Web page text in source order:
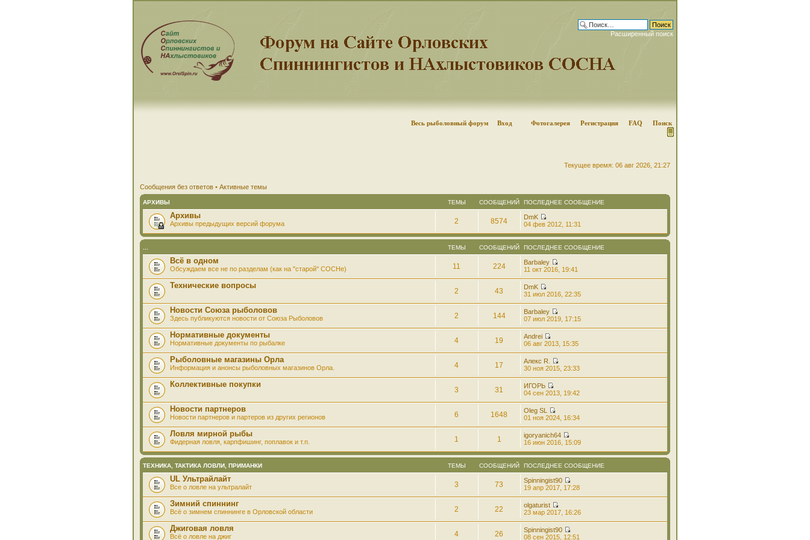
Расширенный поиск
Весь рыболовный форум Вход Фотогалерея Регистрация FAQ Поиск
Текущее время: 06 авг 2026, 21:27
Сообщения без ответов • Активные темы
АРХИВЫ ТЕМЫ СООБЩЕНИЙ ПОСЛЕДНЕЕ СООБЩЕНИЕ
Архивы
Архивы предыдущих версий форума 2 8574
DmK
04 фев 2012, 11:31
ТЕМЫ СООБЩЕНИЙ ПОСЛЕДНЕЕ СООБЩЕНИЕ
Всё в одном
Обсуждаем все не по разделам (как на "старой" СОСНе) 11 224
Barbaley
11 окт 2016, 19:41
Технические вопросы
2 43
DmK
31 июл 2016, 22:35
Новости Союза рыболовов
Здесь публикуются новости от Союза Рыболовов 2 144
Barbaley
07 июл 2019, 17:15
Нормативные документы
Нормативные документы по рыбалке 4 19
Andrei
06 авг 2013, 15:35
Рыболовные магазины Орла
Информация и анонсы рыболовных магазинов Орла. 4 17
Алекс R.
30 ноя 2015, 23:33
Коллективные покупки
3 31
ИГОРЬ
04 сен 2013, 19:42
Новости партнеров
Новости партнеров и партеров из других регионов 6 1648
Oleg SL
01 ноя 2024, 16:34
Ловля мирной рыбы
Фидерная ловля, карпфишинг, поплавок и т.п. 1 1
igoryanich64
16 июн 2016, 15:09
ТЕХНИКА, ТАКТИКА ЛОВЛИ, ПРИМАНКИ ТЕМЫ СООБЩЕНИЙ ПОСЛЕДНЕЕ СООБЩЕНИЕ
UL Ультрайлайт
Все о ловле на ультралайт 3 73
Spinningist90
19 апр 2017, 17:28
Зимний спиннинг
Всё о зимнем спиннинге в Орловской области 2 22
olgaturist
23 мар 2017, 16:26
Джиговая ловля
Всё о ловле на джиг 4 26
Spinningist90
08 сен 2015, 12:51